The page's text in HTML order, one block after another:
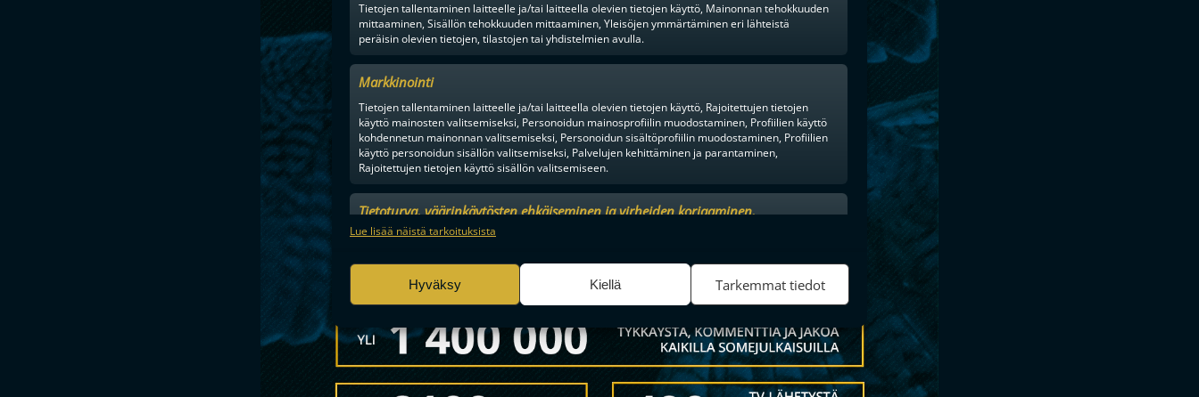
Tietojen tallentaminen laitteelle ja/tai laitteella olevien tietojen käyttö, Mainonnan tehokkuuden
mittaaminen, Sisällön tehokkuuden mittaaminen, Yleisöjen ymmärtäminen eri lähteistä
peräisin olevien tietojen, tilastojen tai yhdistelmien avulla.
Markkinointi
Tietojen tallentaminen laitteelle ja/tai laitteella olevien tietojen käyttö, Rajoitettujen tietojen
käyttö mainosten valitsemiseksi, Personoidun mainosprofiilin muodostaminen, Profiilien käyttö
kohdennetun mainonnan valitsemiseksi, Personoidun sisältöprofiilin muodostaminen, Profiilien
käyttö personoidun sisällön valitsemiseksi, Palvelujen kehittäminen ja parantaminen,
Rajoitettujen tietojen käyttö sisällön valitsemiseen.
Tietoturva, väärinkäytösten ehkäiseminen ja virheiden korjaaminen,
Mainonnan ja sisällön tekninen jakelu, Tallenna ja ilmaise
Lue lisää näistä tarkoituksista
Hyväksy Kiellä Tarkemmat tiedot